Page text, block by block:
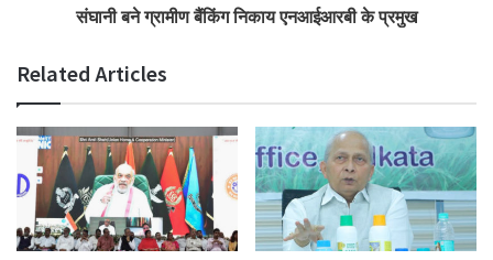
संघानी बने ग्रामीण बैंकिंग निकाय एनआईआरबी के प्रमुख
Related Articles